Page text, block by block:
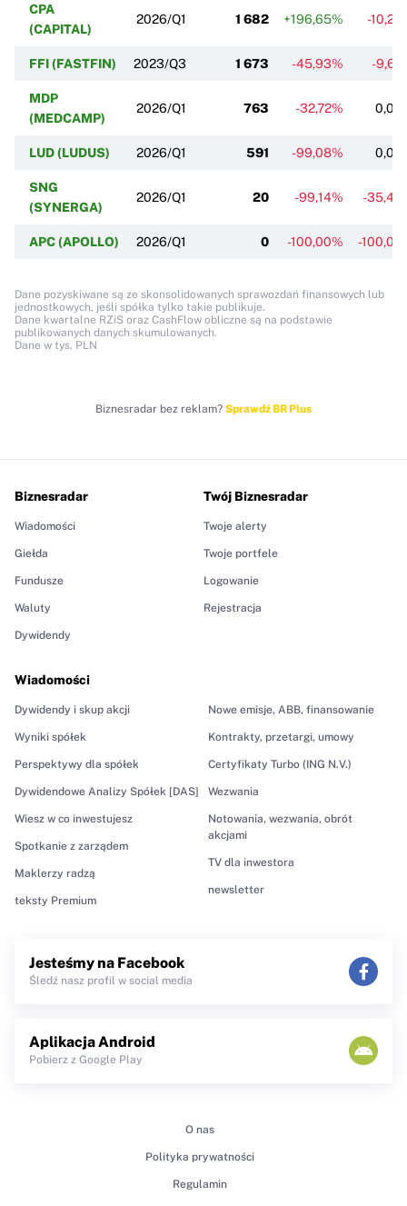
CPA
(CAPITAL)
2026/Q1 1 682 +196,65% -
FFI (FASTFIN) 2023/Q3 1 673 -45,93% -
MDP
(MEDCAMP)
2026/Q1 763 -32,72%
LUD (LUDUS) 2026/Q1 591 -99,08%
SNG
(SYNERGA)
2026/Q1 20 -99,14% -
APC (APOLLO) 2026/Q1 0 -100,00% -
Dane pozyskiwane są ze skonsolidowanych sprawozdań finansowych lub
jednostkowych, jeśli spółka tylko takie publikuje.
Dane kwartalne RZiS oraz CashFlow obliczne są na podstawie
publikowanych danych skumulowanych.
Dane w tys. PLN
Biznesradar bez reklam? Sprawdź BR Plus
Biznesradar
Wiadomości
Giełda
Fundusze
Waluty
Dywidendy
Wiadomości
Dywidendy i skup akcji
Wyniki spółek
Perspektywy dla spółek
Dywidendowe Analizy Spółek [DAS]
Wiesz w co inwestujesz
Spotkanie z zarządem
Maklerzy radzą
teksty Premium
Nowe emisje, ABB, finansowanie
Kontrakty, przetargi, umowy
Certyfikaty Turbo (ING N.V.)
Wezwania
Notowania, wezwania, obrót
akcjami
TV dla inwestora
newsletter
Twój Biznesradar
Twoje alerty
Twoje portfele
Logowanie
Rejestracja
Jesteśmy na Facebook
Śledź nasz profil w social media
Aplikacja Android
Pobierz z Google Play
O nas
Polityka prywatności
Regulamin